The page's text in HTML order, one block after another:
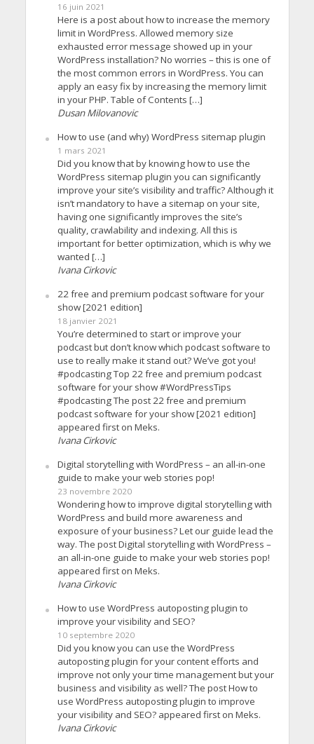
16 juin 2021
Here is a post about how to increase the memory
limit in WordPress. Allowed memory size
exhausted error message showed up in your
WordPress installation? No worries – this is one of
the most common errors in WordPress. You can
apply an easy fix by increasing the memory limit
in your PHP. Table of Contents […]
Dusan Milovanovic
How to use (and why) WordPress sitemap plugin
1 mars 2021
Did you know that by knowing how to use the
WordPress sitemap plugin you can significantly
improve your site’s visibility and traffic? Although it
isn’t mandatory to have a sitemap on your site,
having one significantly improves the site’s
quality, crawlability and indexing. All this is
important for better optimization, which is why we
wanted […]
Ivana Cirkovic
22 free and premium podcast software for your
show [2021 edition]
18 janvier 2021
You’re determined to start or improve your
podcast but don’t know which podcast software to
use to really make it stand out? We’ve got you!
#podcasting Top 22 free and premium podcast
software for your show #WordPressTips
#podcasting The post 22 free and premium
podcast software for your show [2021 edition]
appeared first on Meks.
Ivana Cirkovic
Digital storytelling with WordPress – an all-in-one
guide to make your web stories pop!
23 novembre 2020
Wondering how to improve digital storytelling with
WordPress and build more awareness and
exposure of your business? Let our guide lead the
way. The post Digital storytelling with WordPress –
an all-in-one guide to make your web stories pop!
appeared first on Meks.
Ivana Cirkovic
How to use WordPress autoposting plugin to
improve your visibility and SEO?
10 septembre 2020
Did you know you can use the WordPress
autoposting plugin for your content efforts and
improve not only your time management but your
business and visibility as well? The post How to
use WordPress autoposting plugin to improve
your visibility and SEO? appeared first on Meks.
Ivana Cirkovic